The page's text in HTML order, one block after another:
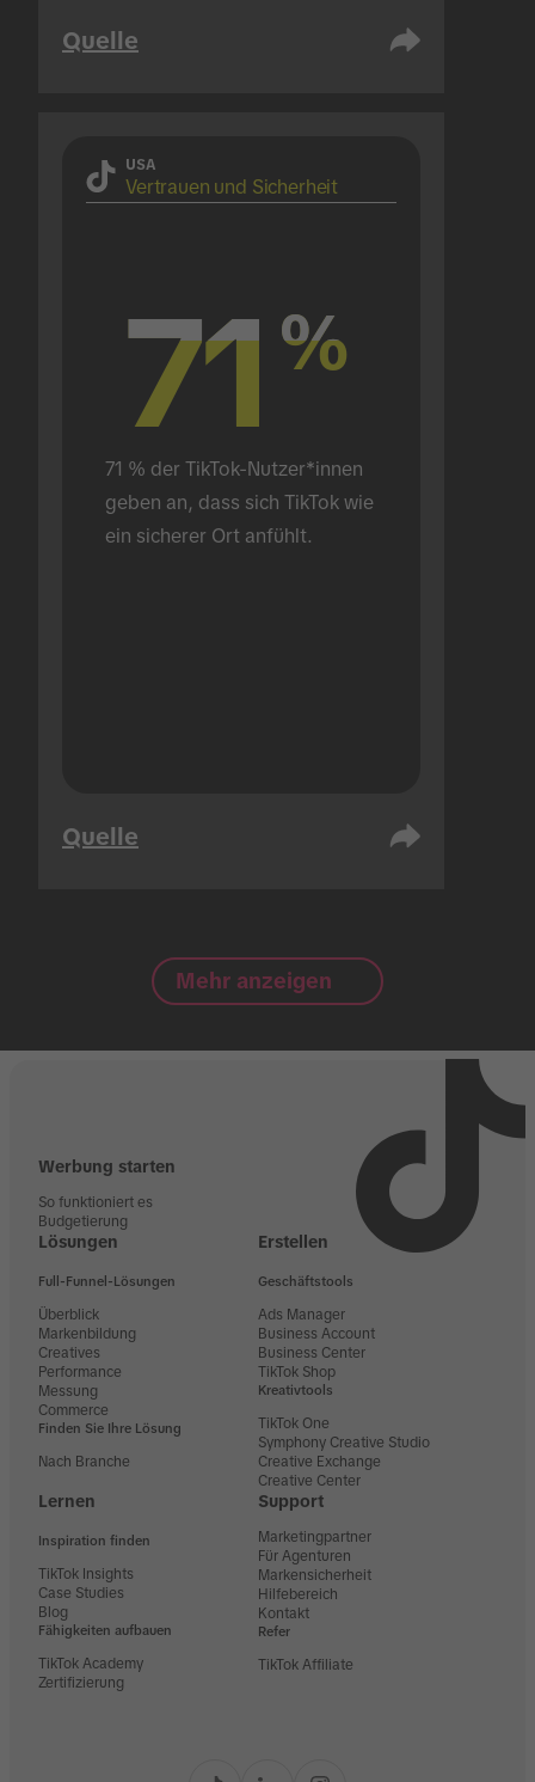
Quelle
USA
Vertrauen und Sicherheit
71 %
71 %
71 % der TikTok-Nutzer*innen
geben an, dass sich TikTok wie
ein sicherer Ort anfühlt.
Quelle
Mehr anzeigen
Werbung starten
So funktioniert es
Budgetierung
Lösungen
Full-Funnel-Lösungen
Überblick
Markenbildung
Creatives
Performance
Messung
Commerce
Finden Sie Ihre Lösung
Nach Branche
Erstellen
Geschäftstools
Ads Manager
Business Account
Business Center
TikTok Shop
Kreativtools
TikTok One
Symphony Creative Studio
Creative Exchange
Creative Center
Lernen
Inspiration finden
TikTok Insights
Case Studies
Blog
Fähigkeiten aufbauen
TikTok Academy
Zertifizierung
Support
Marketingpartner
Für Agenturen
Markensicherheit
Hilfebereich
Kontakt
Refer
TikTok Affiliate